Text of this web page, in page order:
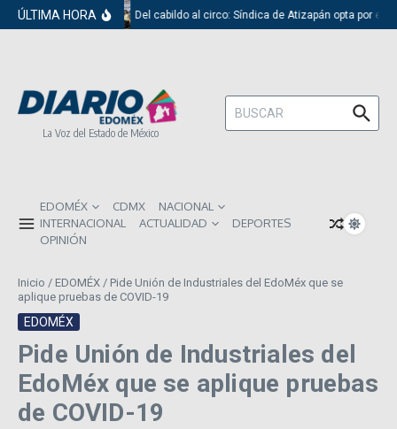
Saltar al contenido
ÚLTIMA HORA Del cabildo al circo: Síndica de Atizapán opta por el
La Voz del Estado de México
Buscar:
EDOMÉX CDMX
NACIONAL
INTERNACIONAL
ACTUALIDAD
DEPORTES
OPINIÓN
Inicio / EDOMÉX / Pide Unión de Industriales del EdoMéx que se
aplique pruebas de COVID-19
EDOMÉX
Pide Unión de Industriales del
EdoMéx que se aplique pruebas
de COVID-19